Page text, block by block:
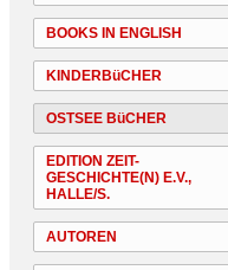
BOOKS IN ENGLISH
KINDERBüCHER
OSTSEE BüCHER
EDITION ZEIT-
GESCHICHTE(N) E.V.,
HALLE/S.
AUTOREN